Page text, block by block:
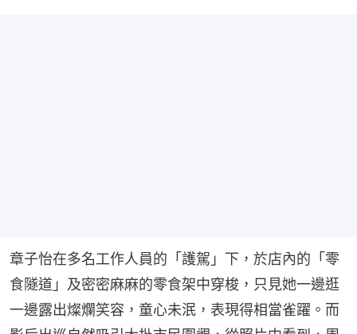
章子怡在多名工作人員的「護駕」下，於店內的「零
食隧道」及密密麻麻的零食架中穿梭，只見她一邊逛
一邊露出燦爛笑容，童心未泯，表現得相當雀躍。而